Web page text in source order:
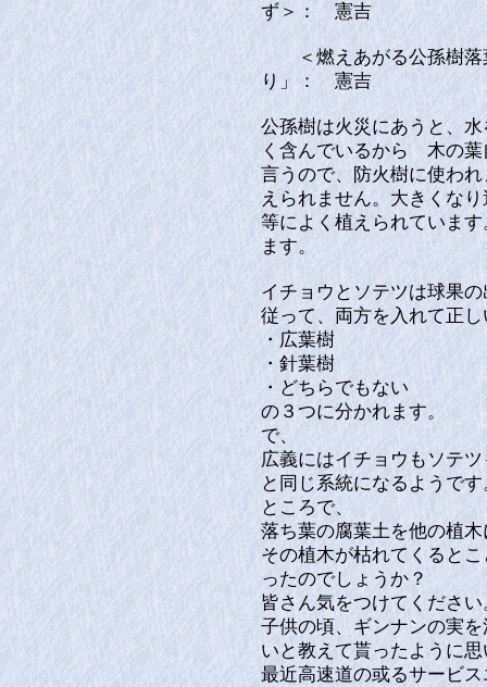
ず＞： 憲吉
＜燃えあがる公孫樹落
り」： 憲吉
公孫樹は火災にあうと、
く含んでいるから 木の葉
言うので、防火樹に使わ
えられません。大きくな
等によく植えられていま
ます。
イチョウとソテツは球果
従って、両方を入れて正
・広葉樹
・針葉樹
・どちらでもない
の３つに分かれます。
で、
広義にはイチョウもソテ
と同じ系統になるようです
ところで、
落ち葉の腐葉土を他の植
その植木が枯れてくると
ったのでしょうか？
皆さん気をつけてください
子供の頃、ギンナンの実
いと教えて貰ったように
最近高速道の或るサービ